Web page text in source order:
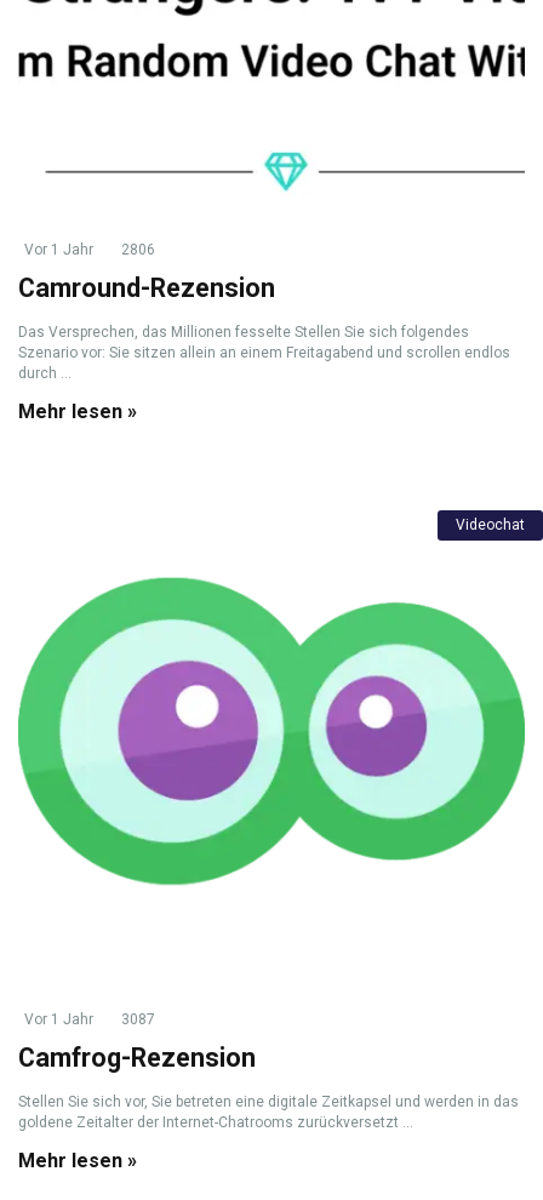
Vor 1 Jahr 2806
Camround-Rezension
Das Versprechen, das Millionen fesselte Stellen Sie sich folgendes
Szenario vor: Sie sitzen allein an einem Freitagabend und scrollen endlos
durch ...
Mehr lesen »
Videochat
Vor 1 Jahr 3087
Camfrog-Rezension
Stellen Sie sich vor, Sie betreten eine digitale Zeitkapsel und werden in das
goldene Zeitalter der Internet-Chatrooms zurückversetzt ...
Mehr lesen »